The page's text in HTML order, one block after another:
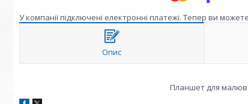
У компанії підключені електронні платежі. Тепер ви
Опис
Планшет для